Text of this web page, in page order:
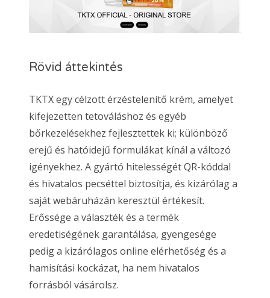
Rövid áttekintés
TKTX egy célzott érzéstelenítő krém, amelyet
kifejezetten tetováláshoz és egyéb
bőrkezelésekhez fejlesztettek ki; különböző
erejű és hatóidejű formulákat kínál a változó
igényekhez. A gyártó hitelességét QR-kóddal
és hivatalos pecséttel biztosítja, és kizárólag a
saját webáruházán keresztül értékesít.
Erőssége a választék és a termék
eredetiségének garantálása, gyengesége
pedig a kizárólagos online elérhetőség és a
hamisítási kockázat, ha nem hivatalos
forrásból vásárolsz.